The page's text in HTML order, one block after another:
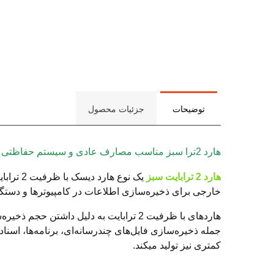
توضیحات جزئیات محصول
هارد 2ترا سبز مناسب مصارف عادی و سیستم حفاظتی
هارد 2 ترابایت سبز
یک
خارجی برای ذخیره‌سازی اطلاعات در کامپیوترها و
هاردهای با ظرفیت 2 ترابایت به دلیل
جمله ذخیره‌سازی فایل‌های چندرسانه‌ای، برنامه‌ها،
کمتری نیز تولید میکند.